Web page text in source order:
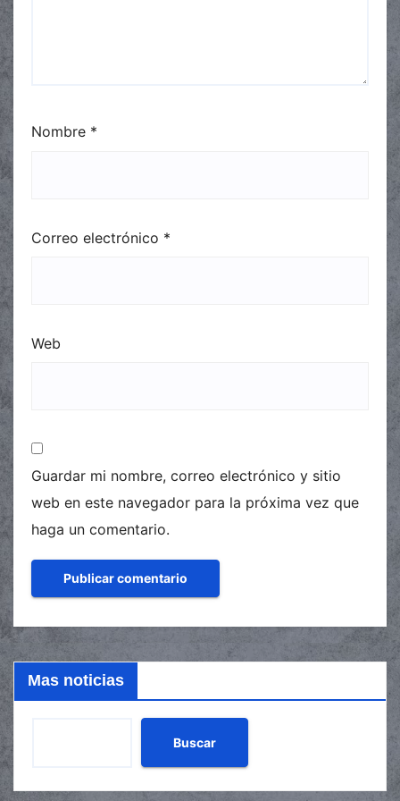
Nombre *
Correo electrónico *
Web
Guardar mi nombre, correo electrónico y sitio
web en este navegador para la próxima vez que
haga un comentario.
Mas noticias
Buscar